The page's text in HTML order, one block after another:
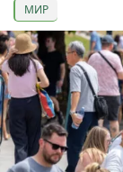
МИР